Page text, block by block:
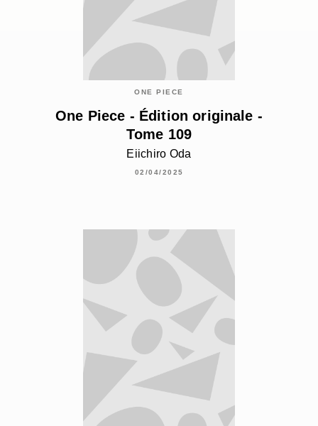
ONE PIECE
One Piece - Édition originale -
Tome 109
Eiichiro Oda
02/04/2025